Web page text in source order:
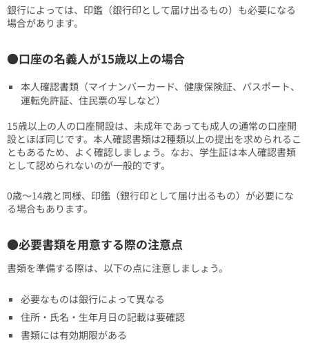
銀行によっては、印鑑（銀行印として届け出るもの）も必要になる
場合があります。
●口座の名義人が15歳以上の場合
本人確認書類（マイナンバーカード、健康保険証、パスポート、
運転免許証、住民票の写しなど）
15歳以上の人の口座開設は、未成年であっても成人の通常の口座開
設とほぼ同じです。本人確認書類は2種類以上の提出を求められるこ
ともあるため、よく確認しましょう。なお、学生証は本人確認書類
として認められないのが一般的です。
0歳～14歳と同様、印鑑（銀行印として届け出るもの）が必要にな
る場合もあります。
●必要書類を用意する際の注意点
書類を準備する際は、以下の点に注意しましょう。
必要なものは銀行によって異なる
住所・氏名・生年月日の記載は要確認
書類には有効期限がある